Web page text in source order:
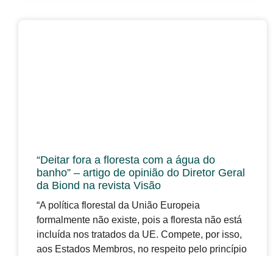
“Deitar fora a floresta com a água do
banho” – artigo de opinião do Diretor Geral
da Biond na revista Visão
“A política florestal da União Europeia
formalmente não existe, pois a floresta não está
incluída nos tratados da UE. Compete, por isso,
aos Estados Membros, no respeito pelo princípio